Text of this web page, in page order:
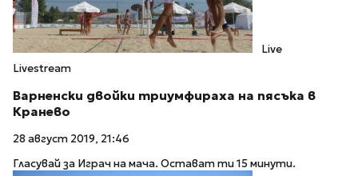
Live
Livestream
Варненски двойки триумфираха на пясъка в
Кранево
28 август 2019, 21:46
Гласувай за Играч на мача. Остават ти 15 минути.